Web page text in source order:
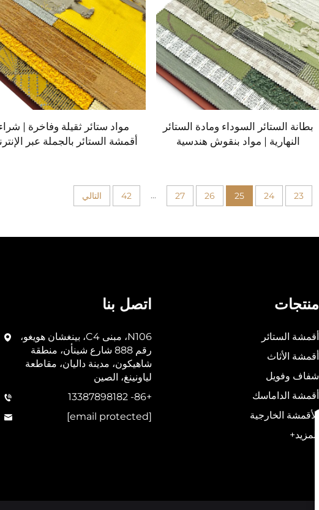
مواد ستائر ثقيلة وفاخرة |
أقمشة الستائر بالجملة عبر
بطانة الستائر السوداء ومادة الستائر
النهارية | مواد بنقوش هندسية
23
24
25
26
27
...
42 التالي
منتجات
أقمشة الستائر
أقمشة الأثاث
شفاف وفويل
أقمشة الداماسك
الأقمشة الخارجية
المزيد+
اتصل بنا
N106، مبنى C4، بينغشان هويغو،
رقم 888 شارع شينأن، منطقة
شاهيكون، مدينة داليان، مقاطعة
لياونينغ، الصين
+86- 13387898182
[email protected]